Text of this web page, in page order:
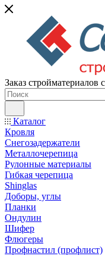
Заказ стройматериалов
Каталог
Кровля
Снегозадержатели
Металлочерепица
Рулонные материалы
Гибкая черепица
Shinglas
Доборы, углы
Планки
Ондулин
Шифер
Флюгеры
Профнастил (профлист)